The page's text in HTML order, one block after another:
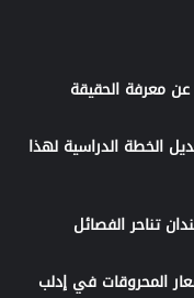
معرفة الحقيقة
الخطة الدراسية لهذا
تناحر الفصائل
المحروقات في إدلب